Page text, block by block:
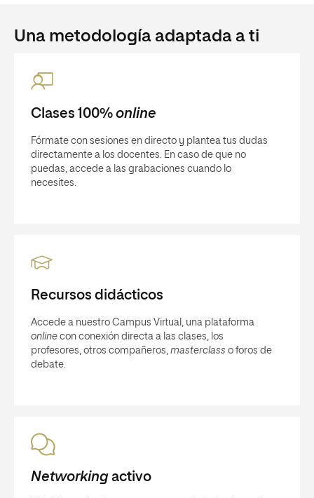
Una metodología adaptada a ti
Clases 100% online
Fórmate con sesiones en directo y plantea tus dudas
directamente a los docentes. En caso de que no
puedas, accede a las grabaciones cuando lo
necesites.
Recursos didácticos
Accede a nuestro Campus Virtual, una plataforma
online con conexión directa a las clases, los
profesores, otros compañeros, masterclass o foros de
debate.
Networkingactivo